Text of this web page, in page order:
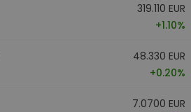
319.110 EUR
+1.10%
48.330 EUR
+0.20%
7.0700 EUR